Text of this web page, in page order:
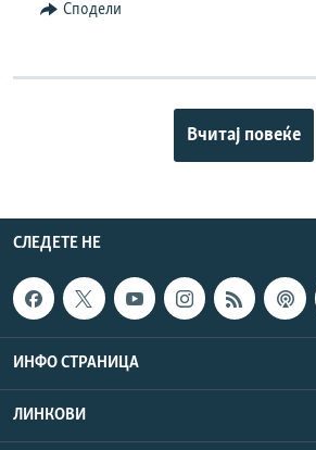
Сподели
Вчитај повеќе
СЛЕДЕТЕ НЕ
ИНФО СТРАНИЦА
ЛИНКОВИ